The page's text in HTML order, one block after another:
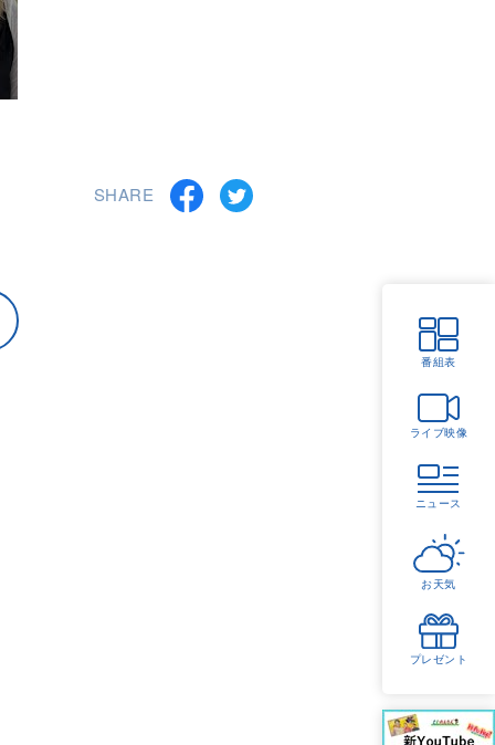
番組表
ライブ映像
ニュース
お天気
プレゼント
SHARE